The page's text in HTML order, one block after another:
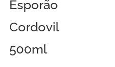
Esporão
Cordovil
500ml